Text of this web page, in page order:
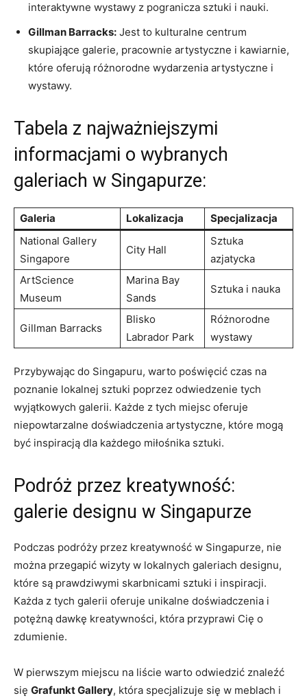
‌interaktywne wystawy ⁢z pogranicza sztuki ​i nauki.
Gillman Barracks: Jest to ​kulturalne centrum
skupiające⁣ galerie,​ pracownie artystyczne i kawiarnie,
które oferują⁣ różnorodne​ wydarzenia artystyczne i
wystawy.
Tabela⁣ z najważniejszymi
informacjami o wybranych
galeriach ⁤w Singapurze:
Galeria Lokalizacja
Specjalizacja
National Gallery
Singapore
City Hall
Sztuka⁣
azjatycka
ArtScience
⁢Museum
Marina Bay
⁢Sands
Sztuka i nauka
Gillman Barracks
Blisko
Labrador​ Park
Różnorodne
‌wystawy
Przybywając ‍do Singapuru, warto⁤ poświęcić czas‍ na
‍poznanie lokalnej‌ sztuki ⁢poprzez odwiedzenie tych
wyjątkowych galerii.​ Każde ‌z tych miejsc⁣ oferuje
⁢niepowtarzalne⁤ doświadczenia artystyczne, które mogą‌
być inspiracją dla każdego miłośnika sztuki.
Podróż przez kreatywność:‍
galerie designu w‌ Singapurze
Podczas podróży przez kreatywność w Singapurze, nie
można ‍przegapić wizyty w lokalnych​ galeriach ‍designu,
które są⁢ prawdziwymi skarbnicami sztuki i inspiracji.
Każda z tych galerii oferuje unikalne⁣ doświadczenia i
potężną‌ dawkę kreatywności, która przyprawi Cię⁢ o
zdumienie.
W pierwszym ​miejscu ⁢na liście warto odwiedzić znaleźć
się Grafunkt Gallery, która specjalizuje się w meblach i